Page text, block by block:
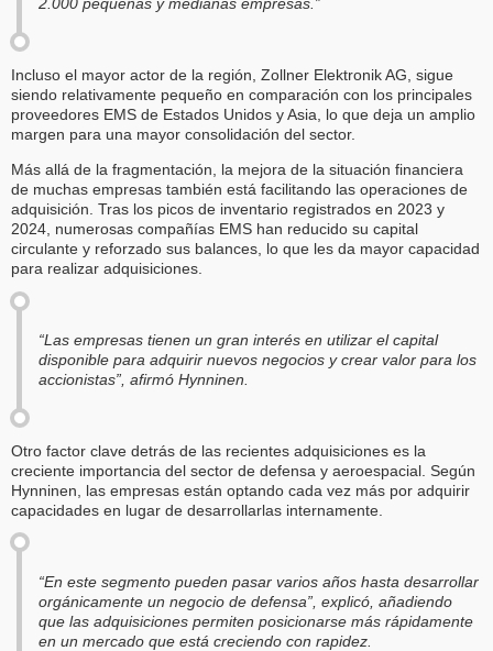
Incluso el mayor actor de la región, Zollner Elektronik AG, sigue
siendo relativamente pequeño en comparación con los principales
proveedores EMS de Estados Unidos y Asia, lo que deja un amplio
margen para una mayor consolidación del sector.
Más allá de la fragmentación, la mejora de la situación financiera
de muchas empresas también está facilitando las operaciones de
adquisición. Tras los picos de inventario registrados en 2023 y
2024, numerosas compañías EMS han reducido su capital
circulante y reforzado sus balances, lo que les da mayor capacidad
para realizar adquisiciones.
“Las empresas tienen un gran interés en utilizar el capital
disponible para adquirir nuevos negocios y crear valor para los
accionistas”, afirmó Hynninen.
Otro factor clave detrás de las recientes adquisiciones es la
creciente importancia del sector de defensa y aeroespacial. Según
Hynninen, las empresas están optando cada vez más por adquirir
capacidades en lugar de desarrollarlas internamente.
“En este segmento pueden pasar varios años hasta desarrollar
orgánicamente un negocio de defensa”, explicó, añadiendo
que las adquisiciones permiten posicionarse más rápidamente
en un mercado que está creciendo con rapidez.